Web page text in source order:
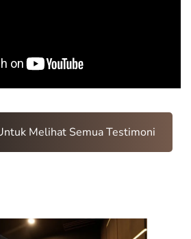
Melihat Semua Testimoni